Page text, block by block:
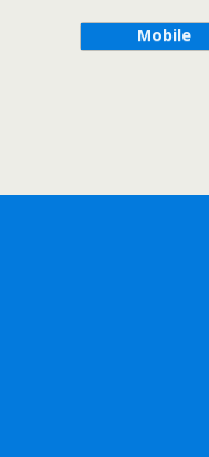
Mobile